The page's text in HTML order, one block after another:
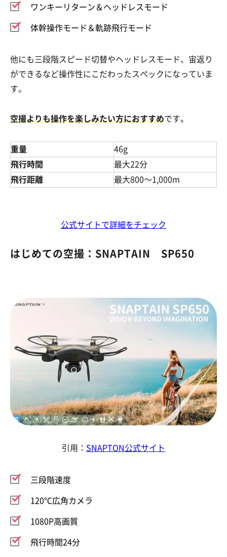
ワンキーリターン＆ヘッドレスモード
体幹操作モード＆軌跡飛行モード
他にも三段階スピード切替やヘッドレスモード、宙返り
ができるなど操作性にこだわったスペックになっていま
す。
空撮よりも操作を楽しみたい方におすすめです。
重量
46g
飛行時間
最大22分
飛行距離
最大800～1,000m
公式サイトで詳細をチェック
はじめての空撮：SNAPTAIN SP650
引用： SNAPTON公式サイト
三段階速度
120℃広角カメラ
1080P高画質
飛行時間24分